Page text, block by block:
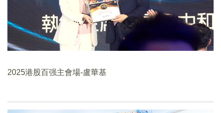
2025港股百强主會場-盧華基